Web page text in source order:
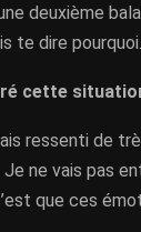
deuxième
te dire pourquoi.
cette
ressenti de
ne vais pas
que ces